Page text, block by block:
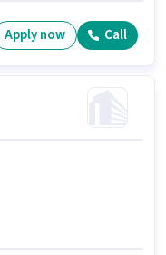
Apply now Call